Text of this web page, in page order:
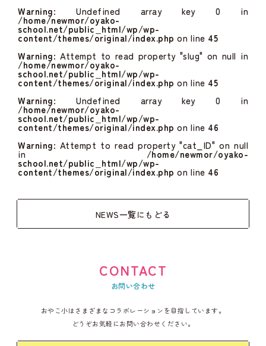
Warning: Undefined array key 0 in
/home/newmor/oyako-
school.net/public_html/wp/wp-
content/themes/original/index.php on line 45
Warning: Attempt to read property "slug" on null in
/home/newmor/oyako-
school.net/public_html/wp/wp-
content/themes/original/index.php on line 45
Warning: Undefined array key 0 in
/home/newmor/oyako-
school.net/public_html/wp/wp-
content/themes/original/index.php on line 46
Warning: Attempt to read property "cat_ID" on null
in /home/newmor/oyako-
school.net/public_html/wp/wp-
content/themes/original/index.php on line 46
NEWS一覧にもどる
CONTACT
お問い合わせ
おやこ小はさまざまなコラボレーションを目指しています。
どうぞお気軽にお問い合わせください。